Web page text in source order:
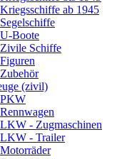
Kriegsschiffe ab 1945
Segelschiffe
U-Boote
Zivile Schiffe
Figuren
Zubehör
(zivil)
PKW
Rennwagen
LKW - Zugmaschinen
LKW - Trailer
Motorräder